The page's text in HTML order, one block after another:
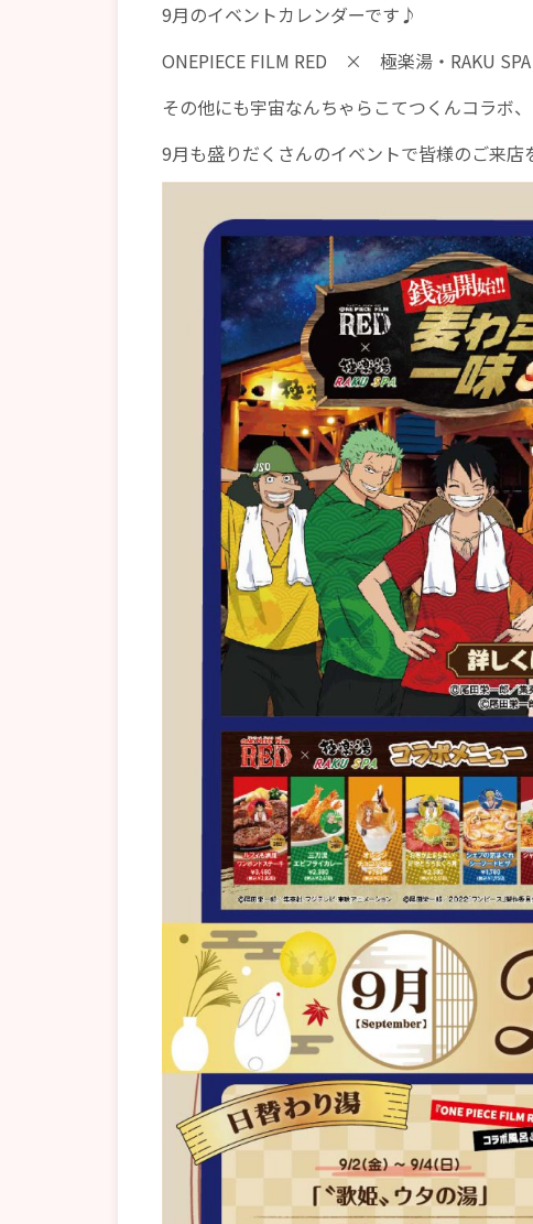
9月のイベントカレンダーです♪
ONEPIECE FILM RED × 極楽湯・RAKU
その他にも宇宙なんちゃらこてつくんコラボ
9月も盛りだくさんのイベントで皆様のご来店